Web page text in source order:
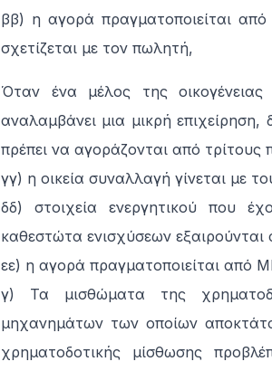
ββ) η αγορά πραγματοποιείται
σχετίζεται με τον πωλητή,
Όταν ένα μέλος της
αναλαμβάνει μια μικρή επιχείρηση,
πρέπει να αγοράζονται από τρίτους
γγ) η οικεία συναλλαγή γίνεται με
δδ) στοιχεία ενεργητικού που
καθεστώτα ενισχύσεων εξαιρούνται
εε) η αγορά πραγματοποιείται από
γ) Τα μισθώματα της
μηχανημάτων των οποίων
χρηματοδοτικής μίσθωσης